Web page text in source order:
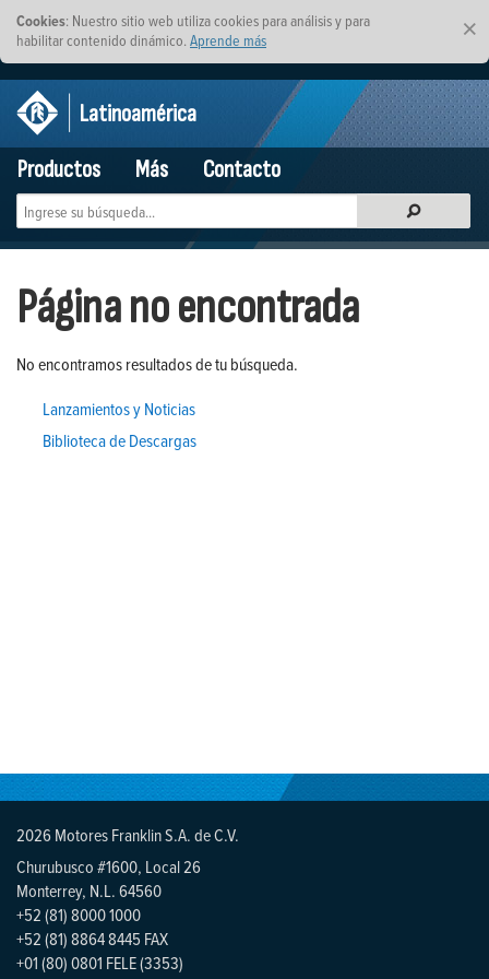
×
Cookies: Nuestro sitio web utiliza cookies para análisis y para
habilitar contenido dinámico. Aprende más
Latinoamérica
Productos
Más Contacto
Página no encontrada
No encontramos resultados de tu búsqueda.
Lanzamientos y Noticias
Biblioteca de Descargas
2026 Motores Franklin S.A. de C.V.
Churubusco #1600, Local 26
Monterrey, N.L. 64560
+52 (81) 8000 1000
+52 (81) 8864 8445 FAX
+01 (80) 0801 FELE (3353)